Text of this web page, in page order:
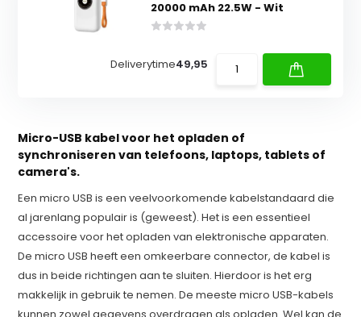
20000 mAh 22.5W - Wit
Deliverytime49,95
Micro-USB kabel voor het opladen of
synchroniseren van telefoons, laptops, tablets of
camera's.
Een micro USB is een veelvoorkomende kabelstandaard die
al jarenlang populair is (geweest). Het is een essentieel
accessoire voor het opladen van elektronische apparaten.
De micro USB heeft een omkeerbare connector, de kabel is
dus in beide richtingen aan te sluiten. Hierdoor is het erg
makkelijk in gebruik te nemen. De meeste micro USB-kabels